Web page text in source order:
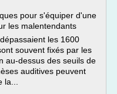
pour s'équiper d'une
les malentendants
les 1600
souvent fixés par les
au-dessus des seuils de
auditives peuvent